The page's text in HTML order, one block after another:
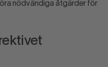
nödvändiga åtgärder för